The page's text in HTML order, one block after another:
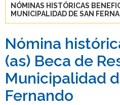
NÓMINAS HISTÓRICAS
MUNICIPALIDAD DE SAN
Nómina
(as) Beca de
Municipalidad
Fernando